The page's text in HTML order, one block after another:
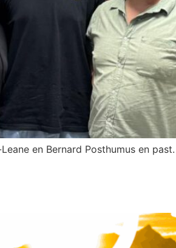
en Bernard Posthumus en